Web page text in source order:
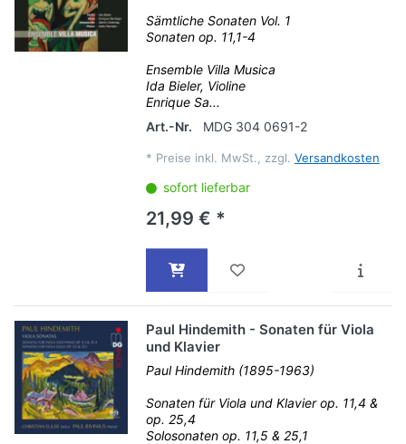
Sämtliche Sonaten Vol. 1
Sonaten op. 11,1-4
Ensemble Villa Musica
Ida Bieler, Violine
Enrique Sa...
Art.-Nr.
MDG 304 0691-2
* Preise inkl. MwSt., zzgl. Versandkosten
sofort lieferbar
21,99 € *
Paul Hindemith - Sonaten für Viola
und Klavier
Paul Hindemith (1895-1963)
Sonaten für Viola und Klavier op. 11,4 &
op. 25,4
Solosonaten op. 11,5 & 25,1